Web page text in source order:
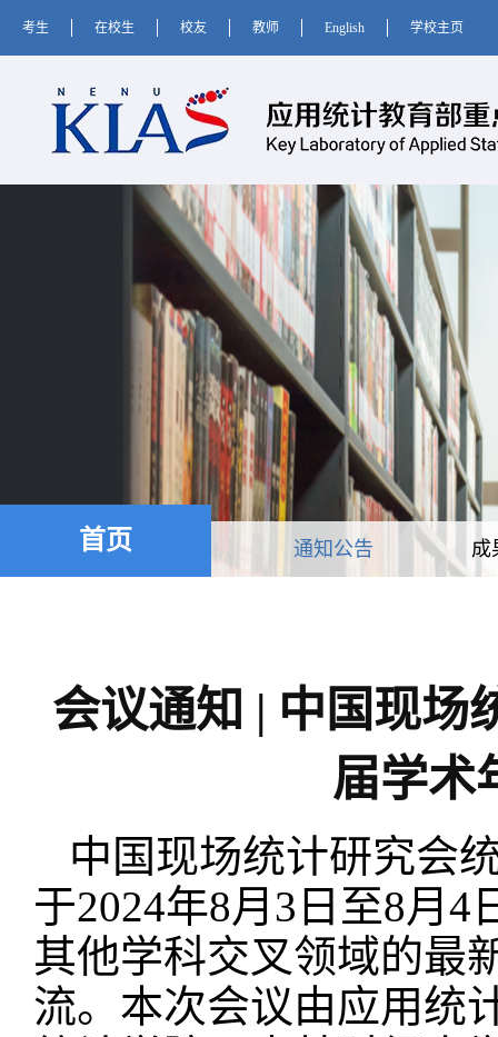
考生 在校生 校友 教师 English 学校主页
首页 通知公告 成
会议通知 | 中国现场
届学术
中国现场统计研究会
于2024年8月 3 日至8月 4
其他学科交叉领域的最
流。本次会议由应用统